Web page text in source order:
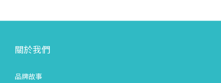
關於我們
品牌故事